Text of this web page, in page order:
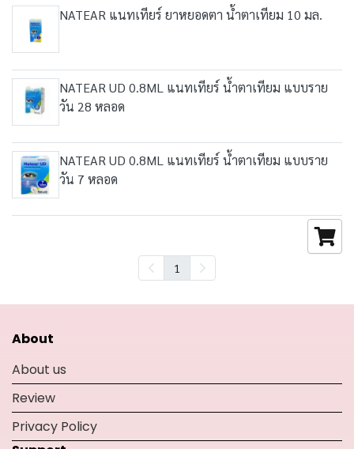
NATEAR แนทเทียร์ ยาหยอดตา น้ำตาเทียม 10 มล.
NATEAR UD 0.8ML แนทเทียร์ น้ำตาเทียม แบบราย
วัน 28 หลอด
NATEAR UD 0.8ML แนทเทียร์ น้ำตาเทียม แบบราย
วัน 7 หลอด
1
About
About us
Review
Privacy Policy